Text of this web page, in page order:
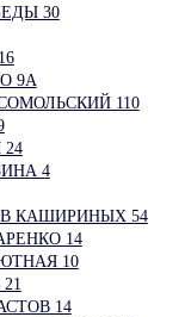
30
9А
110
4
КАШИРИНЫХ 54
14
10
14